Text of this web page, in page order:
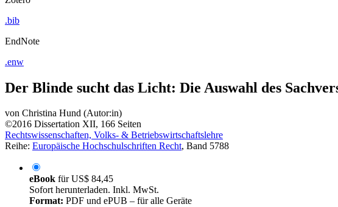
.bib
EndNote
.enw
Der Blinde sucht das Licht: Die Auswahl des
von Christina Hund (Autor:in)
©2016 Dissertation XII, 166 Seiten
Rechtswissenschaften, Volks- & Betriebswirtschaftslehre
Reihe: Europäische Hochschulschriften Recht, Band 5788
eBook fürUS$ 84,45
Sofort herunterladen. Inkl. MwSt.
Format: PDF und ePUB – für alle Geräte